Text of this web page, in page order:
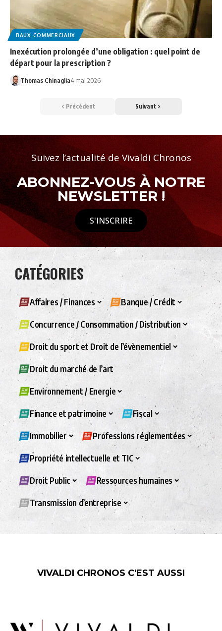
BAUX COMMERCIAUX
Inexécution prolongée d’une obligation : quel point de
départ pour la prescription ?
Thomas Chinaglia4 mai 2026
Précédent Suivant
Suivez l’actualité de Vivaldi Chronos
ABONNEZ-VOUS À NOTRE
NEWSLETTER !
S'INSCRIRE
CATÉGORIES
Affaires / Finances Banque / Crédit
Concurrence / Consommation / Distribution
Droit du sport et Droit de l’évènementiel
Droit du marché de l’art
Environnement / Energie
Finance et patrimoine Fiscal
Immobilier Professions réglementées
Propriété intellectuelle et TIC
Droit Public Ressources humaines
Transmission d’entreprise
VIVALDI CHRONOS C'EST AUSSI